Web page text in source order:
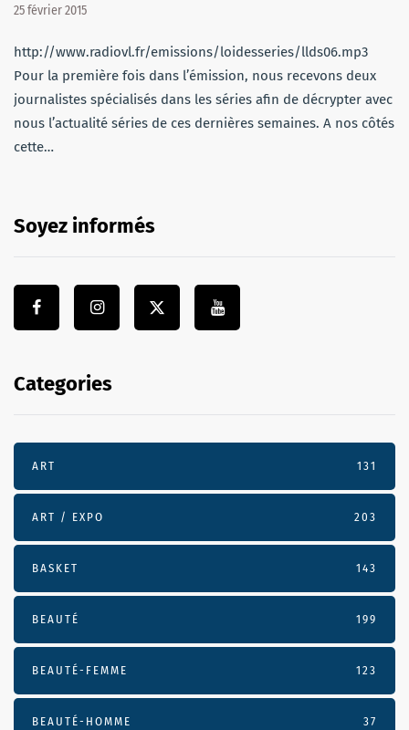
25 février 2015
http://www.radiovl.fr/emissions/loidesseries/llds06.mp3
Pour la première fois dans l’émission, nous recevons deux
journalistes spécialisés dans les séries afin de décrypter avec
nous l’actualité séries de ces dernières semaines. A nos côtés
cette…
Soyez informés
Categories
ART 131
ART / EXPO 203
BASKET 143
BEAUTÉ 199
BEAUTÉ-FEMME 123
BEAUTÉ-HOMME 37